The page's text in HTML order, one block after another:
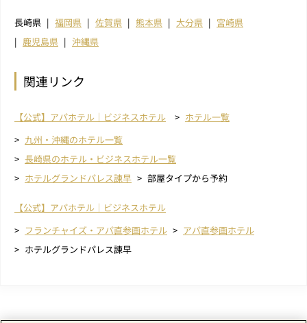
長崎県 福岡県 佐賀県 熊本県 大分県
宮崎県
鹿児島県
沖縄県
関連リンク
【公式】アパホテル｜ビジネスホテル
ホテル一覧
九州・沖縄のホテル一覧
長崎県のホテル・ビジネスホテル一覧
ホテルグランドパレス諫早
部屋タイプから予約
【公式】アパホテル｜ビジネスホテル
フランチャイズ・アパ直参画ホテル
アパ直参画ホテル
ホテルグランドパレス諫早